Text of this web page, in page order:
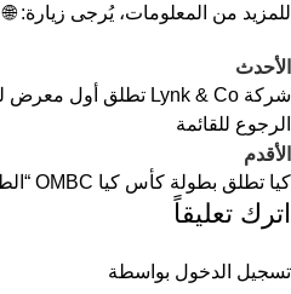
للمزيد من المعلومات، يُرجى زيارة: 🌐
الأحدث
شركة Lynk & Co تطلق أول معرض لها في الشارقة وتقدّم مفهوماً جديداً لتجربة السيارات في الإمارات
الرجوع للقائمة
الأقدم
كيا تطلق بطولة كأس كيا OMBC “الطريق إلى أمريكا” في الرياض
اترك تعليقاً
تسجيل الدخول بواسطة